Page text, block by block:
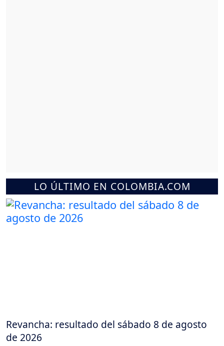
LO ÚLTIMO EN COLOMBIA.COM
Revancha: resultado del sábado 8 de agosto
de 2026